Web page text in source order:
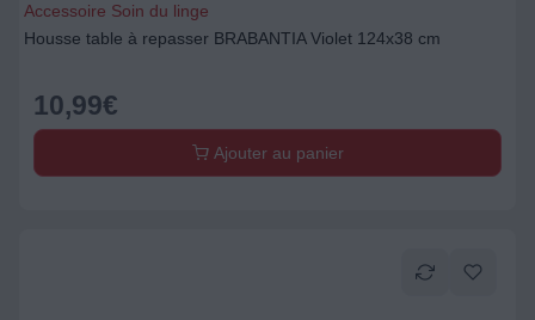
Accessoire Soin du linge
Housse table à repasser BRABANTIA Violet 124x38 cm
10,99€
Ajouter au panier